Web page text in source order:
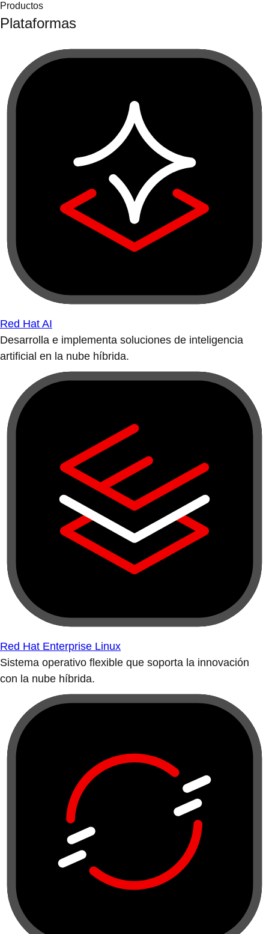
Productos
Plataformas
Red Hat AI
Desarrolla e implementa soluciones de inteligencia
artificial en la nube híbrida.
Red Hat Enterprise Linux
Sistema operativo flexible que soporta la innovación
con la nube híbrida.